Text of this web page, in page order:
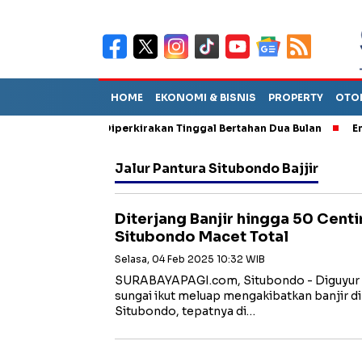
HOME EKONOMI & BISNIS PROPERTY
Sebut TPA Diperkirakan Tinggal Bertahan Dua Bulan
Jalur Pantura Situbondo Bajjir
Diterjang Banjir hingga 50
Situbondo Macet Total
Selasa, 04 Feb 2025 10:32 WIB
SURABAYAPAGI.com, Situbondo -
sungai ikut meluap mengakibatkan banjir
Situbondo, tepatnya di…